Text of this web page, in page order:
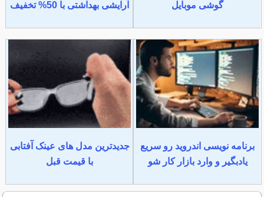
گوشی موبایل آرایشی بهداشتی با 50% تخفیف
برنامه نویسی اندروید رو سریع
یادبگیر و وارد بازار کار شو
جدیدترین مدل های عینک آفتابی
با قیمت قبل